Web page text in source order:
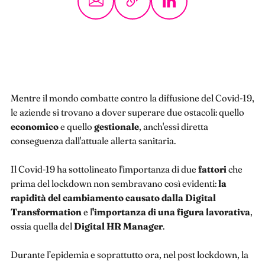
Mentre il mondo combatte contro la diffusione del Covid-19,
le aziende si trovano a dover superare due ostacoli: quello
economicoe quello gestionale, anch'essi diretta
conseguenza dall'attuale allerta sanitaria.
Il Covid-19 ha sottolineato l'importanza di due fattori che
prima del lockdown non sembravano così evidenti:la
rapidità del cambiamento causato dalla Digital
Transformation e l'importanza di una figura lavorativa,
ossia quella del Digital HR Manager.
Durante l’epidemia e soprattutto ora, nel post lockdown, la